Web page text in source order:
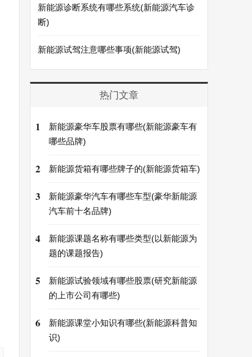
新能源诊断系统有哪些系统(新能源汽车诊
断)
新能源试驾注意哪些事项(新能源试驾)
热门文章
1
新能源豪华车股票有哪些(新能源豪车有
哪些品牌)
2 新能源货箱有哪些牌子的(新能源货箱车)
3
新能源豪华汽车有哪些车型(豪华新能源
汽车前十名品牌)
4
新能源课题名称有哪些类型(以新能源为
题的课题报告)
5
新能源试验领域有哪些股票(研究新能源
的上市公司有哪些)
6
新能源课堂小知识有哪些(新能源科普知
识)